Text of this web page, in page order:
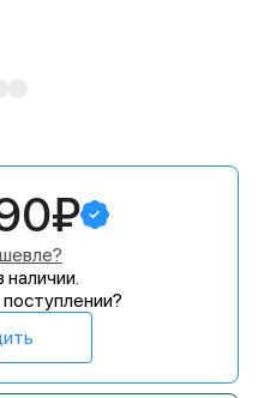
наличии.